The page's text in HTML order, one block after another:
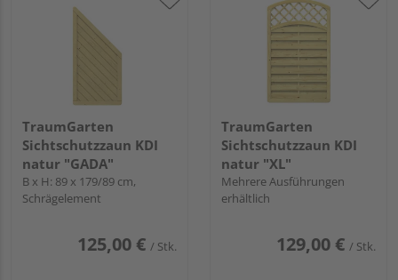
TraumGarten
Sichtschutzzaun KDI
natur "GADA"
B x H: 89 x 179/89 cm,
Schrägelement
125,00 € / Stk.
TraumGarten
Sichtschutzzaun KDI
natur "XL"
Mehrere Ausführungen
erhältlich
129,00 € / Stk.